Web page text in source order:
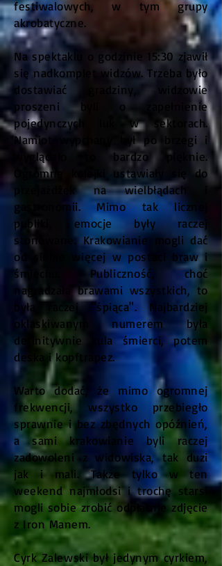
festiwalowych, w tym grupy
akrobatyczne.
Na spektaklu o godzinie 15:30 zjawił
się nadkomplet widzów. Trzeba było
dostawiać gradziny, widzowie
proszeni byli o zapełnienie
pojedynczych luk w sektorach.
Namiot wypchany był po brzegi i
wyglądało to bardzo pięknie.
Ogromne kolejki ustawiały się do
przejażdżek na wielbłądach i
gastronomii. Mimo tak licznej
publiki, emocje były raczej
stonowane. Krakowianie mogli dać
od siebie więcej w postaci braw i
śmiechu. Publiczność, choć
nagradzała brawami wszystkich, to
była raczej "śpiąca". Najbardziej
oklaskiwanym numerem była
definitywnie kula śmierci, potem
deska i kopftrapez.
Warto dodać, że mimo ogromnej
frekwencji, wszystko przebiegło
sprawnie i bez zbędnych opóźnień,
a sami krakowianie byli raczej
zadowoleni z widowiska, tak duzi
jak i mali. Także tylko w ten
weekend najmłodsi i trochę starsi
mogli sobie zrobić odpłatnie zdjęcie
z Iron Manem.
Cyrk Zalewski był jedynym cyrkiem,